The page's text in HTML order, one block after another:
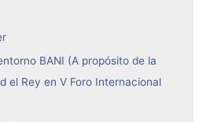
BANI (A propósito de la
el Rey en V Foro Internacional